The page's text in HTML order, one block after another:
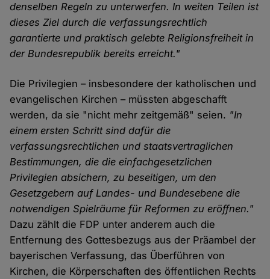
denselben Regeln zu unterwerfen. In weiten Teilen ist
dieses Ziel durch die verfassungsrechtlich
garantierte und praktisch gelebte Religionsfreiheit in
der Bundesrepublik bereits erreicht."
Die Privilegien – insbesondere der katholischen und
evangelischen Kirchen – müssten abgeschafft
werden, da sie "nicht mehr zeitgemäß" seien. "In
einem ersten Schritt sind dafür die
verfassungsrechtlichen und staatsvertraglichen
Bestimmungen, die die einfachgesetzlichen
Privilegien absichern, zu beseitigen, um den
Gesetzgebern auf Landes- und Bundesebene die
notwendigen Spielräume für Reformen zu eröffnen."
Dazu zählt die FDP unter anderem auch die
Entfernung des Gottesbezugs aus der Präambel der
bayerischen Verfassung, das Überführen von
Kirchen, die Körperschaften des öffentlichen Rechts